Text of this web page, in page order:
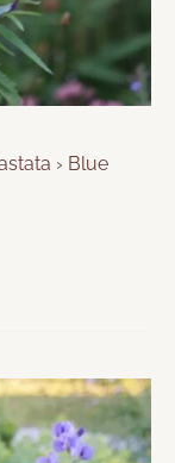
› Blue